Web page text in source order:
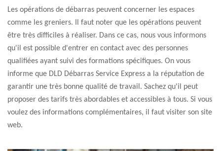
Les opérations de débarras peuvent concerner les espaces
comme les greniers. Il faut noter que les opérations peuvent
être très difficiles à réaliser. Dans ce cas, nous vous informons
qu'il est possible d'entrer en contact avec des personnes
qualifiées ayant suivi des formations spécifiques. On vous
informe que DLD Débarras Service Express a la réputation de
garantir une très bonne qualité de travail. Sachez qu'il peut
proposer des tarifs très abordables et accessibles à tous. Si vous
voulez des informations complémentaires, il faut visiter son site
web.